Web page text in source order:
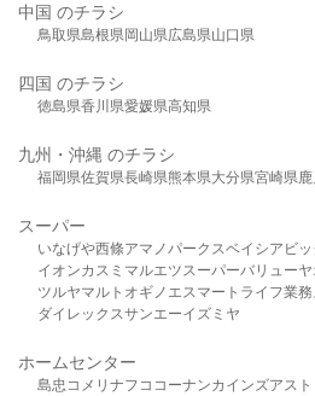
中国 のチラシ
鳥取県島根県岡山県広島県山口県
四国 のチラシ
徳島県香川県愛媛県高知県
九州・沖縄 のチラシ
福岡県佐賀県長崎県熊本県大分県宮崎県
スーパー
いなげや西條アマノパークスベイシア ビ
イオンカスミ マルエツスーパーバリュー
ツルヤマルト オギノ エスマート ライフ業
ダイレックスサンエーイズミヤ
ホームセンター
島忠 コメリ ナフコ コーナンカインズアス